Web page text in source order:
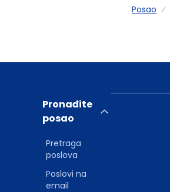
Posao
Pronađite
posao
Pretraga
poslova
Poslovi na
email